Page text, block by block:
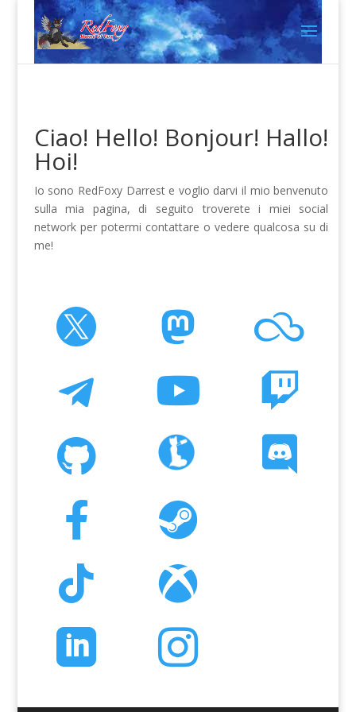
Ciao! Hello! Bonjour! Hallo!
Hoi!
Io sono RedFoxy Darrest e voglio darvi il mio benvenuto
sulla mia pagina, di seguito troverete i miei social
network per potermi contattare o vedere qualcosa su di
me!













